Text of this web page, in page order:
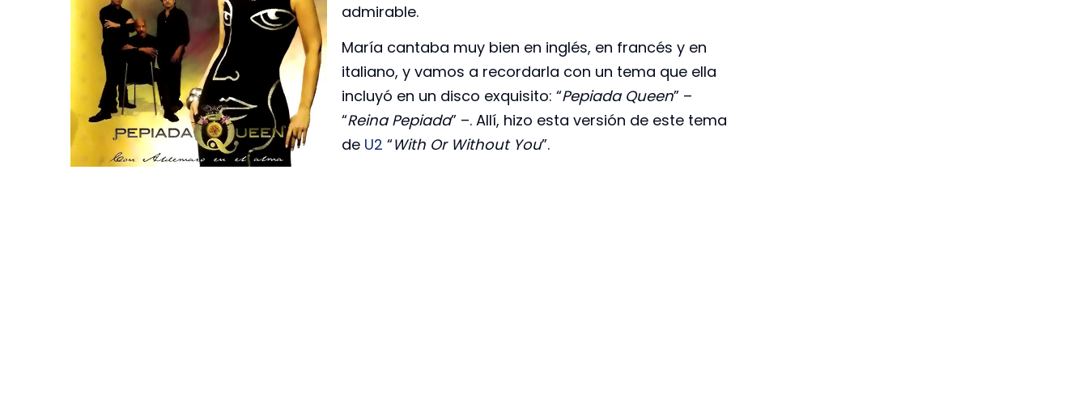
admirable.
María cantaba muy bien en inglés, en francés y en
italiano, y vamos a recordarla con un tema que ella
incluyó en un disco exquisito: “Pepiada Queen” –
“Reina Pepiada” –. Allí, hizo esta versión de este tema
de U2 “With Or Without You”.